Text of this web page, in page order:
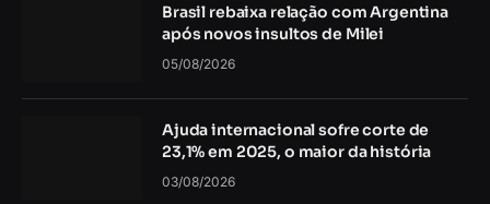
Brasil rebaixa relação com Argentina
após novos insultos de Milei
05/08/2026
Ajuda internacional sofre corte de
23,1% em 2025, o maior da história
03/08/2026